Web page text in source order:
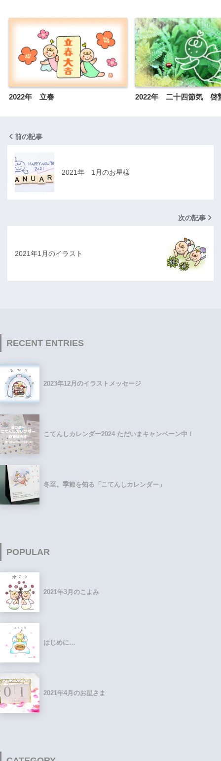
2022年 立春 2022年 二十四節気 啓
前の記事
2021年 1月のお星様
次の記事
2021年1月のイラスト
RECENT ENTRIES
2023年12月のイラストメッセージ
こてんしカレンダー2024 ただいまキャンペーン中！
冬至。季節を知る「こてんしカレンダー」
POPULAR
2021年3月のこよみ
はじめに…
2021年4月のお星さま